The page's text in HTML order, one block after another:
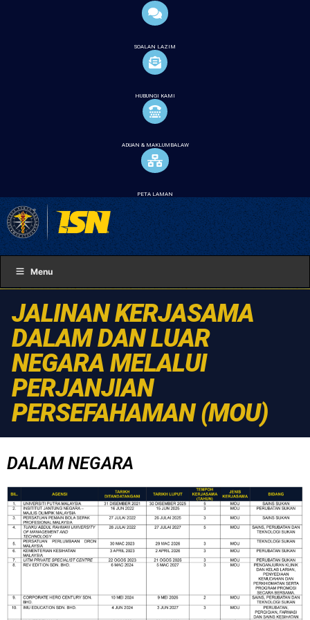
SOALAN LAZIM
HUBUNGI KAMI
ADUAN & MAKLUMBALAW
PETA LAMAN
Menu
JALINAN KERJASAMA
DALAM DAN LUAR
NEGARA MELALUI
PERJANJIAN
PERSEFAHAMAN (MOU)
DALAM NEGARA